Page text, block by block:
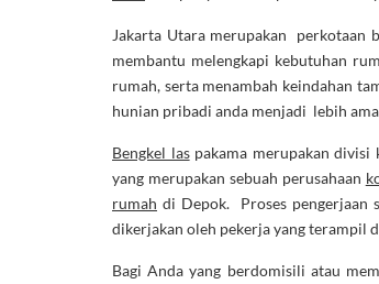
Jakarta Utara merupakan perkotaan
membantu melengkapi kebutuhan
rumah, serta menambah keindahan
hunian pribadi anda menjadi lebih
Bengkel laspakama merupakan divisi
yang merupakan sebuah perusahaan
rumah di Depok. Proses pengerjaan
dikerjakan oleh pekerja yang terampil
Bagi Anda yang berdomisili atau